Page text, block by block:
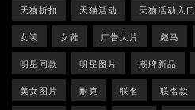
天猫折扣 天猫活动 天猫活动入口
女装 女鞋 广告大片 彪马
明星同款 明星图片 潮牌新品
美女图片 耐克 联名 联名款